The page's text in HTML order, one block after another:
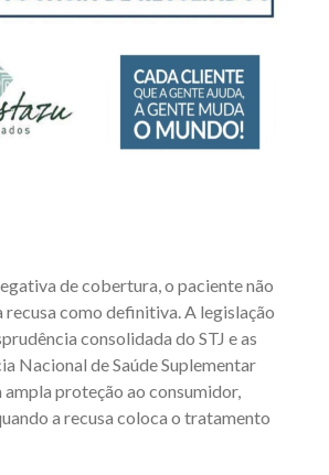
de cobertura, o paciente não
recusa como definitiva. A legislação
consolidada do STJ e as
Nacional de Saúde Suplementar
proteção ao consumidor,
a recusa coloca o tratamento